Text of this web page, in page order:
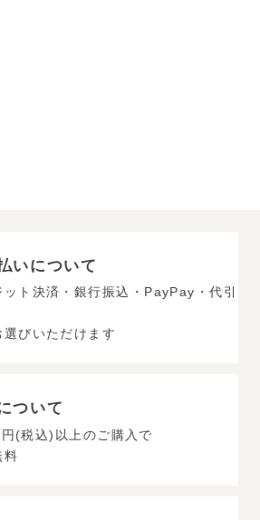
いについて
ット決済・銀行振込・PayPay・代引
選びいただけます
ついて
(税込)以上のご購入で
料